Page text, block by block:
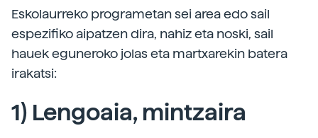
Eskolaurreko programetan sei area edo sail
espezifiko aipatzen dira, nahiz eta noski, sail
hauek eguneroko jolas eta martxarekin batera
irakatsi:
1) Lengoaia, mintzaira